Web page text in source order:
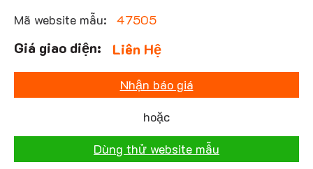
Mã website mẫu: 47505
Liên Hệ
Nhận báo giá
hoặc
Dùng thử website mẫu